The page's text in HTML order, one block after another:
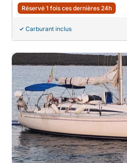
Réservé 1 fois ces dernières 24h
Carburant inclus